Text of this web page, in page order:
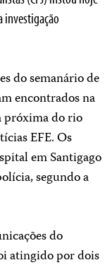
investigação
do semanário de
encontrados na
próxima do rio
EFE. Os
em Santigago
segundo a
do
atingido por dois